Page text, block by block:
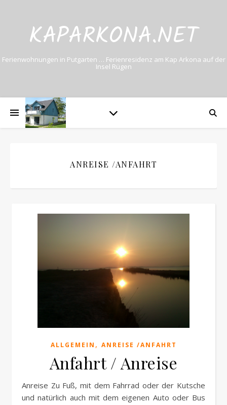
KAPARKONA.NET
Ferienwohnungen in Putgarten … Ferienresidenz am Kap Arkona auf der
Insel Rügen
ANREISE /ANFAHRT
ALLGEMEIN , ANREISE /ANFAHRT
Anfahrt / Anreise
Anreise Zu Fuß, mit dem Fahrrad oder der Kutsche
und natürlich auch mit dem eigenen Auto oder Bus